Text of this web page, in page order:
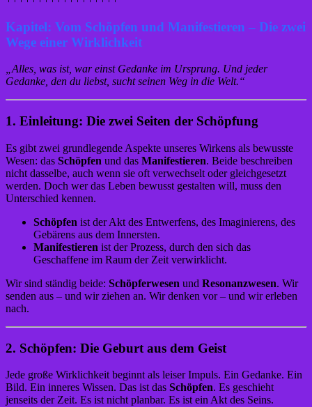
Kapitel: Vom Schöpfen und Manifestieren – Die zwei
Wege einer Wirklichkeit
„Alles, was ist, war einst Gedanke im Ursprung. Und jeder
Gedanke, den du liebst, sucht seinen Weg in die Welt.“
1. Einleitung: Die zwei Seiten der Schöpfung
Es gibt zwei grundlegende Aspekte unseres Wirkens als bewusste
Wesen: das Schöpfen und das Manifestieren. Beide beschreiben
nicht dasselbe, auch wenn sie oft verwechselt oder gleichgesetzt
werden. Doch wer das Leben bewusst gestalten will, muss den
Unterschied kennen.
Schöpfen ist der Akt des Entwerfens, des Imaginierens, des
Gebärens aus dem Innersten.
Manifestieren ist der Prozess, durch den sich das
Geschaffene im Raum der Zeit verwirklicht.
Wir sind ständig beide: Schöpferwesen und Resonanzwesen. Wir
senden aus – und wir ziehen an. Wir denken vor – und wir erleben
nach.
2. Schöpfen: Die Geburt aus dem Geist
Jede große Wirklichkeit beginnt als leiser Impuls. Ein Gedanke. Ein
Bild. Ein inneres Wissen. Das ist das Schöpfen. Es geschieht
jenseits der Zeit. Es ist nicht planbar. Es ist ein Akt des Seins.